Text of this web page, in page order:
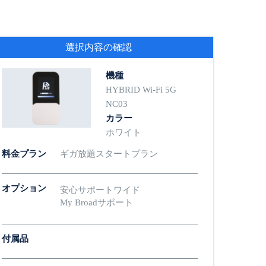
選択内容の確認
機種
HYBRID Wi-Fi 5G
NC03
カラー
ホワイト
料金プラン ギガ放題スタートプラン
オプション
安心サポートワイド
My Broadサポート
付属品